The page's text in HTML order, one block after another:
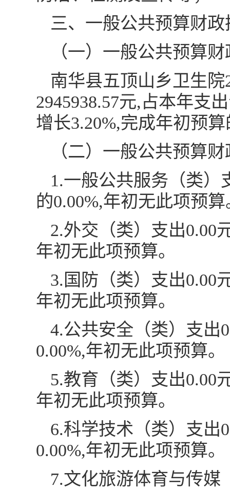
三、一般公共预算财
（一）一般公共预算
南华县五顶山乡卫生
2945938.57元,占本年支
增长3.20%,完成年初预算
（二）一般公共预算
1.一般公共服务（类）
的0.00%,年初无此项预算
2.外交（类）支出0.00
年初无此项预算。
3.国防（类）支出0.00
年初无此项预算。
4.公共安全（类）支出
0.00%,年初无此项预算。
5.教育（类）支出0.00
年初无此项预算。
6.科学技术（类）支出
0.00%,年初无此项预算。
7.文化旅游体育与传媒